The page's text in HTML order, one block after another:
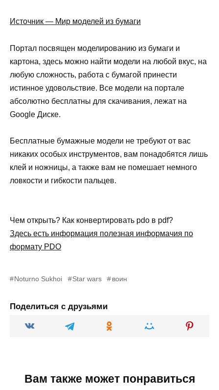
Источник — Мир моделей из бумаги
Портал посвящен моделированию из бумаги и
картона, здесь можно найти модели на любой вкус, на
любую сложность, работа с бумагой принести
истинное удовольствие. Все модели на портале
абсолютно бесплатны для скачивания, лежат на
Google Диске.
Бесплатные бумажные модели не требуют от вас
никаких особых инструментов, вам понадобятся лишь
клей и ножницы, а также вам не помешает немного
ловкости и гибкости пальцев.
Чем открыть? Как конвертировать pdo в pdf?
Здесь есть информация полезная информачия по
формату PDO
Noturno Sukhoi Star wars воин
Поделиться с друзьями
Вам также может понравиться